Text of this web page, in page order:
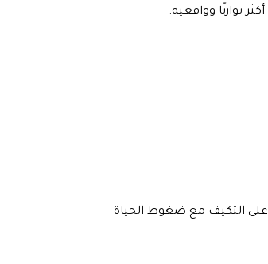
توازنًا وواقعية.
على التكيف مع ضغوط الحياة